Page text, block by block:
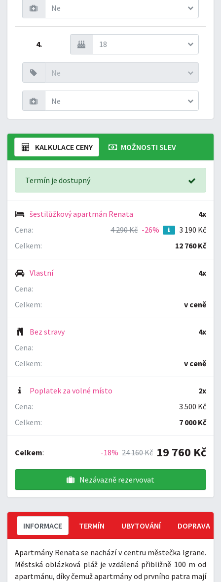
Ne
4. 18
Ne
Ne
KALKULACE CENY MOŽNOSTI SLEV
Termín je dostupný
4x
šestilůžkový apartmán Renata
Cena:
4 290 Kč -26%
3 190 Kč
Celkem:
12 760 Kč
4x
Vlastní
Cena:
Celkem:
v ceně
4x
Bez stravy
Cena:
Celkem:
v ceně
2x
Poplatek za volné místo
Cena:
3 500 Kč
Celkem:
7 000 Kč
Celkem: -18% 24 160 Kč 19 760 Kč
Nezávazně rezervovat
INFORMACE TERMÍN UBYTOVÁNÍ DOPRAVA
Apartmány Renata se nachází v centru městečka Igrane.
Městská oblázková pláž je vzdálená přibližně 100 m od
apartmánu, díky čemuž apartmány od prvního patra mají